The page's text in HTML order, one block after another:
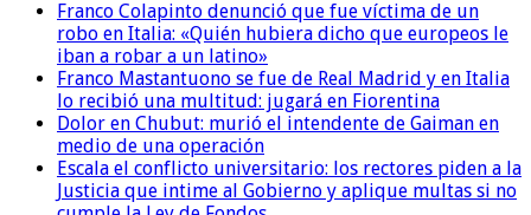
Franco Colapinto denunció que fue víctima de un
robo en Italia: «Quién hubiera dicho que europeos le
iban a robar a un latino»
Franco Mastantuono se fue de Real Madrid y en Italia
lo recibió una multitud: jugará en Fiorentina
Dolor en Chubut: murió el intendente de Gaiman en
medio de una operación
Escala el conflicto universitario: los rectores piden a la
Justicia que intime al Gobierno y aplique multas si no